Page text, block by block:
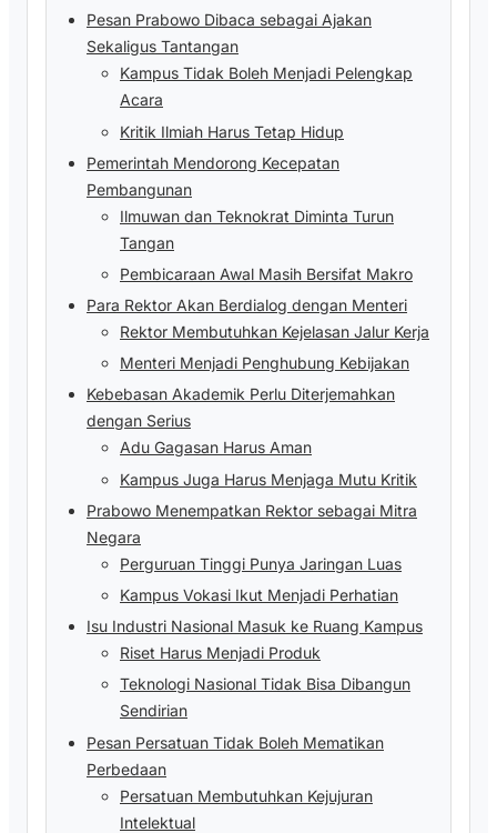
Pesan Prabowo Dibaca sebagai Ajakan
Sekaligus Tantangan
Kampus Tidak Boleh Menjadi Pelengkap
Acara
Kritik Ilmiah Harus Tetap Hidup
Pemerintah Mendorong Kecepatan
Pembangunan
Ilmuwan dan Teknokrat Diminta Turun
Tangan
Pembicaraan Awal Masih Bersifat Makro
Para Rektor Akan Berdialog dengan Menteri
Rektor Membutuhkan Kejelasan Jalur Kerja
Menteri Menjadi Penghubung Kebijakan
Kebebasan Akademik Perlu Diterjemahkan
dengan Serius
Adu Gagasan Harus Aman
Kampus Juga Harus Menjaga Mutu Kritik
Prabowo Menempatkan Rektor sebagai Mitra
Negara
Perguruan Tinggi Punya Jaringan Luas
Kampus Vokasi Ikut Menjadi Perhatian
Isu Industri Nasional Masuk ke Ruang Kampus
Riset Harus Menjadi Produk
Teknologi Nasional Tidak Bisa Dibangun
Sendirian
Pesan Persatuan Tidak Boleh Mematikan
Perbedaan
Persatuan Membutuhkan Kejujuran
Intelektual